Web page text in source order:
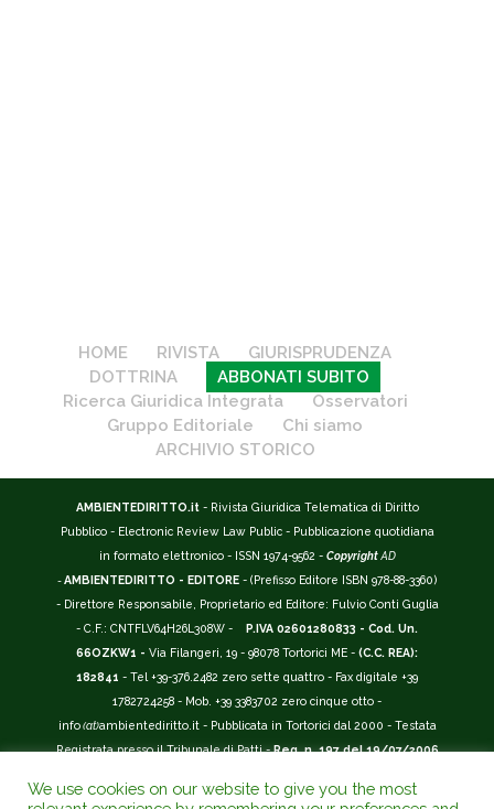
HOME RIVISTA
GIURISPRUDENZA
DOTTRINA
ABBONATI SUBITO
Ricerca Giuridica Integrata
Osservatori
Gruppo Editoriale
Chi siamo
ARCHIVIO STORICO
AMBIENTEDIRITTO.it - Rivista Giuridica Telematica di Diritto
Pubblico - Electronic Review Law Public - Pubblicazione quotidiana
in formato elettronico - ISSN 1974-9562 - Copyright AD
-AMBIENTEDIRITTO - EDITORE - (Prefisso Editore ISBN 978-88-3360)
- Direttore Responsabile, Proprietario ed Editore: Fulvio Conti Guglia
- C.F.: CNTFLV64H26L308W -
P.IVA 02601280833 - Cod. Un.
66OZKW1 - Via Filangeri, 19 - 98078 Tortorici ME - (C.C. REA):
182841 - Tel +39-376.2482 zero sette quattro - Fax digitale +39
1782724258 - Mob. +39 3383702 zero cinque otto -
info(at)ambientediritto.it - Pubblicata in Tortorici dal 2000 - Testata
Registrata presso il Tribunale di Patti -Reg. n. 197 del 19/07/2006
__________
We use cookies on our website to give you the most